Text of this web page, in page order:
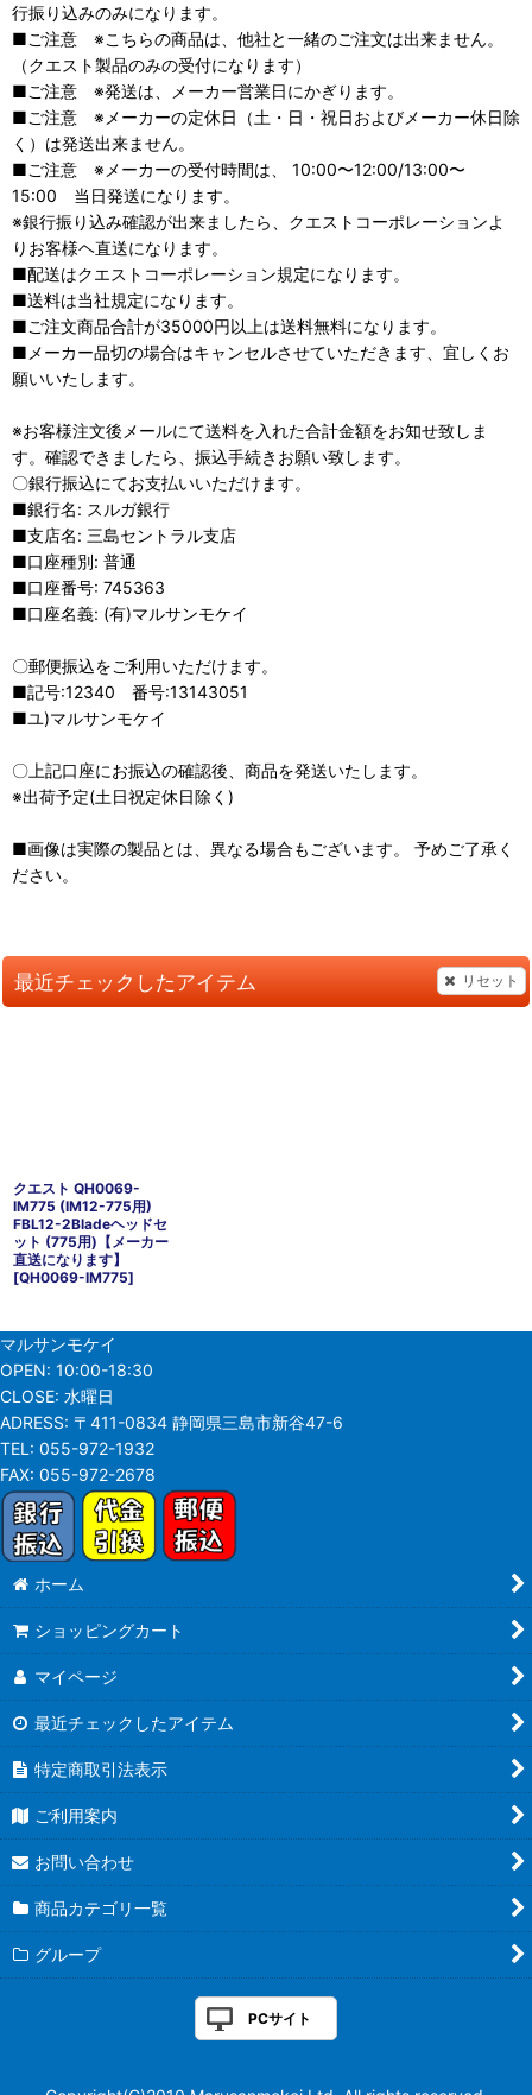
行振り込みのみになります。
■ご注意 ※こちらの商品は、他社と一緒のご注文は出来ません。
（クエスト製品のみの受付になります）
■ご注意 ※発送は、メーカー営業日にかぎります。
■ご注意 ※メーカーの定休日（土・日・祝日およびメーカー休日除
く）は発送出来ません。
■ご注意 ※メーカーの受付時間は、 10:00〜12:00/13:00〜
15:00 当日発送になります。
※銀行振り込み確認が出来ましたら、クエストコーポレーションよ
りお客様ヘ直送になります。
■配送はクエストコーポレーション規定になります。
■送料は当社規定になります。
■ご注文商品合計が35000円以上は送料無料になります。
■メーカー品切の場合はキャンセルさせていただきます、宜しくお
願いいたします。
※お客様注文後メールにて送料を入れた合計金額をお知せ致しま
す。確認できましたら、振込手続きお願い致します。
〇銀行振込にてお支払いいただけます。
■銀行名: スルガ銀行
■支店名: 三島セントラル支店
■口座種別: 普通
■口座番号: 745363
■口座名義: (有)マルサンモケイ
〇郵便振込をご利用いただけます。
■記号:12340 番号:13143051
■ユ)マルサンモケイ
〇上記口座にお振込の確認後、商品を発送いたします。
※出荷予定(土日祝定休日除く)
■画像は実際の製品とは、異なる場合もございます。 予めご了承く
ださい。
最近チェックしたアイテム リセット
クエスト QH0069-
IM775 (IM12-775用)
FBL12-2Bladeヘッドセ
ット (775用)【メーカー
直送になります】
[QH0069-IM775]
マルサンモケイ
OPEN: 10:00-18:30
CLOSE: 水曜日
ADRESS: 〒411-0834 静岡県三島市新谷47-6
TEL: 055-972-1932
FAX: 055-972-2678
ホーム
ショッピングカート
マイページ
最近チェックしたアイテム
特定商取引法表示
ご利用案内
お問い合わせ
商品カテゴリ一覧
グループ
PCサイト